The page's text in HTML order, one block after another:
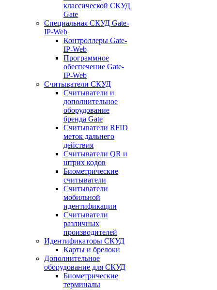
классической СКУД
Gate
Специальная СКУД Gate-
IP-Web
Контроллеры Gate-
IP-Web
Программное
обеспечение Gate-
IP-Web
Считыватели СКУД
Считыватели и
дополнительное
оборудование
бренда Gate
Считыватели RFID
меток дальнего
действия
Считыватели QR и
штрих кодов
Биометрические
считыватели
Считыватели
мобильной
идентификации
Считыватели
различных
производителей
Идентификаторы СКУД
Карты и брелоки
Дополнительное
оборудование для СКУД
Биометрические
терминалы